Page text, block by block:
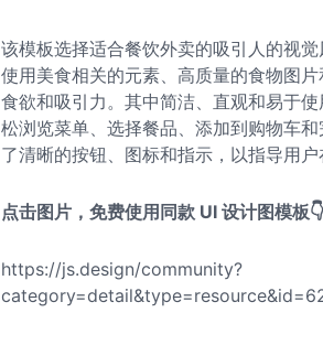
该模板选择适合餐饮外卖的吸引人的视
使用美食相关的元素、高质量的食物图
食欲和吸引力。其中简洁、直观和易于
松浏览菜单、选择餐品、添加到购物车
了清晰的按钮、图标和指示，以指导用
点击图片，免费使用同款 UI 设计图模板👇
https://js.design/community?